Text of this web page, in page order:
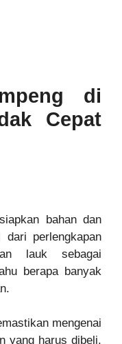
di
Cepat
bahan dan
perlengkapan
lauk sebagai
berapa banyak
mengenai
yang harus dibeli.